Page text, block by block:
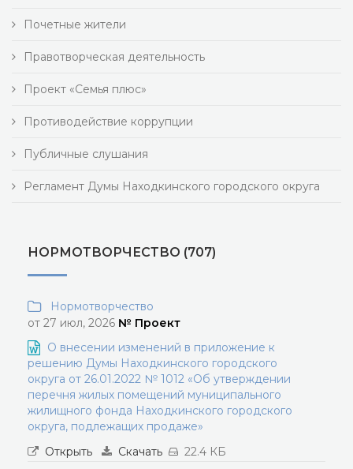
Почетные жители
Правотворческая деятельность
Проект «Семья плюс»
Противодействие коррупции
Публичные слушания
Регламент Думы Находкинского городского округа
НОРМОТВОРЧЕСТВО (707)
Нормотворчество
от 27 июл, 2026 № Проект
О внесении изменений в приложение к
решению Думы Находкинского городского
округа от 26.01.2022 № 1012 «Об утверждении
перечня жилых помещений муниципального
жилищного фонда Находкинского городского
округа, подлежащих продаже»
Открыть
Скачать 22.4 КБ